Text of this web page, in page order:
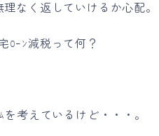
理なく返していけるか心配。
ﾛｰﾝ減税って何？
考えているけど・・・。